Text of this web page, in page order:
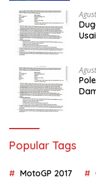
Popular Tags
MotoGP 2017